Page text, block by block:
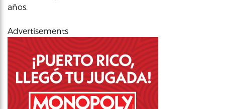
años.
Advertisements